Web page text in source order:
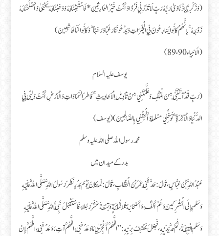
(وَزَكَرِيَّا إِذْ نَادَىٰ رَبَّهُ رَبِّ لَا تَذَرْنِي فَرْدًا وَأَنْتَ خَيْرُ الْوَارِثِينَ * فَاسْتَجَبْنَا لَهُ وَوَهَبْنَا لَهُ يَحْيَىٰ وَأَصْلَحْنَا لَهُ
زَوْجَهُ ۚ إِنَّهُمْ كَانُوا يُسَارِعُونَ فِي الْخَيْرَاتِ وَيَدْعُونَنَا رَغَبًا وَرَهَبًا ۖ وَكَانُوا لَنَا خَاشِعِينَ)
(الأنبياء 89،90)
یوسف علیہ السلام
(رَبِّ قَدْ آتَيْتَنِي مِنَ الْمُلْكِ وَعَلَّمْتَنِي مِنْ تَأْوِيلِ الْأَحَادِيثِ ۚ فَاطِرَ السَّمَاوَاتِ وَالْأَرْضِ أَنْتَ وَلِيِّي فِي
الدُّنْيَا وَالْآخِرَةِ ۖ تَوَفَّنِي مُسْلِمًا وَأَلْحِقْنِي بِالصَّالِحِينَ) (یوسف)
محمد رسول اللہ صلی اللہ علیہ و سلم
بدر کے میدان میں
عَبْدُ اللَّهِ بْنُ عَبَّاسٍ ، قَالَ : حَدَّثَنِي عُمَرُ بْنُ الْخَطَّابِ ، قَالَ : لَمَّا كَانَ يَوْمُ بَدْرٍ نَظَرَ رَسُولُ اللَّهِ صَلَّى اللَّهُ عَلَيْهِ
وَسَلَّمَ إِلَى الْمُشْرِكِينَ وَهُمْ أَلْفٌ، وَأَصْحَابُهُ ثَلَاثُمِائَةٍ وَتِسْعَةَ عَشَرَ رَجُلًا، فَاسْتَقْبَلَ نَبِيُّ اللَّهِ صَلَّى اللَّهُ عَلَيْهِ
وَسَلَّمَ الْقِبْلَةَ، ثُمَّ مَدَّ يَدَيْهِ، فَجَعَلَ يَهْتِفُ بِرَبِّهِ : ” اللَّهُمَّ أَنْجِزْ لِي مَا وَعَدْتَنِي، اللَّهُمَّ آتِ مَا وَعَدْتَنِي، اللَّهُمَّ إِنْ